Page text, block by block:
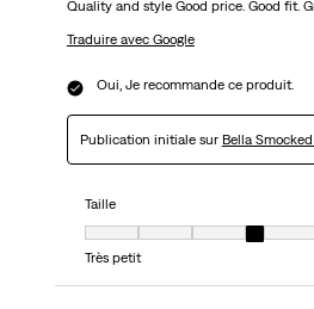
Quality and style Good price. Good fit.
Traduire avec Google
Oui, Je recommande ce produit.
Publication initiale sur Bella
Taille
Taille, 4 sur 7, où 1 est égal à Très
Très petit